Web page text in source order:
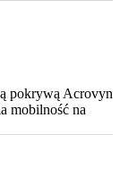
pokrywą Acrovyn
mobilność na